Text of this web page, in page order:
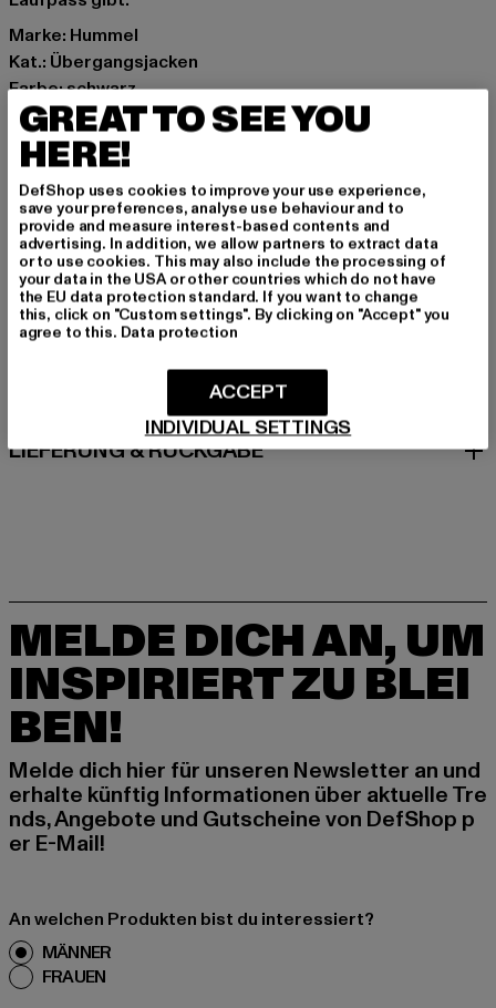
Marke: Hummel
Kat.: Übergangsjacken
Farbe: schwarz
Hersteller Farbe: black
Materialzusammensetzung: 93% Polyester, 7% Elasthan
Art.Nr: HUM126-016-00007
Hersteller: HUMMEL CENOZOIC APS |
info@newlinehalo.com
Balticagade 20 | 8000 Aarhus C | DK
GRÖSSE & PASSFORM
LIEFERUNG & RÜCKGABE
MELDE DICH AN, UM
INSPIRIERT ZU BLEI
BEN!
Melde dich hier für unseren Newsletter an und
erhalte künftig Informationen über aktuelle Tre
nds, Angebote und Gutscheine von DefShop p
er E-Mail!
An welchen Produkten bist du interessiert?
MÄNNER
FRAUEN
GREAT TO SEE YOU
HERE!
DefShop uses cookies to improve your use experience,
save your preferences, analyse use behaviour and to
provide and measure interest-based contents and
advertising. In addition, we allow partners to extract data
or to use cookies. This may also include the processing of
your data in the USA or other countries which do not have
the EU data protection standard. If you want to change
this, click on "Custom settings". By clicking on "Accept" you
agree to this. Data protection
INDIVIDUAL SETTINGS
ACCEPT